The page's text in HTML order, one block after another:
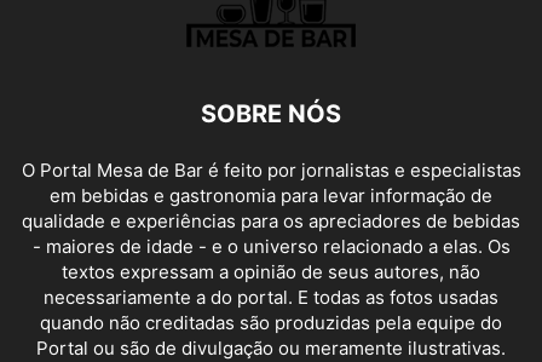
SOBRE NÓS
O Portal Mesa de Bar é feito por jornalistas e especialistas
em bebidas e gastronomia para levar informação de
qualidade e experiências para os apreciadores de bebidas
- maiores de idade - e o universo relacionado a elas. Os
textos expressam a opinião de seus autores, não
necessariamente a do portal. E todas as fotos usadas
quando não creditadas são produzidas pela equipe do
Portal ou são de divulgação ou meramente ilustrativas.